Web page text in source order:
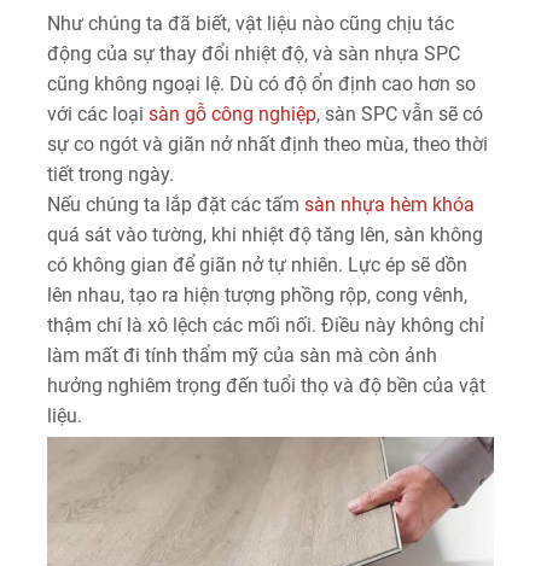
Như chúng ta đã biết, vật liệu nào cũng chịu tác
động của sự thay đổi nhiệt độ, và sàn nhựa SPC
cũng không ngoại lệ. Dù có độ ổn định cao hơn so
với các loại sàn gỗ công nghiệp, sàn SPC vẫn sẽ có
sự co ngót và giãn nở nhất định theo mùa, theo thời
tiết trong ngày.
Nếu chúng ta lắp đặt các tấm sàn nhựa hèm khóa
quá sát vào tường, khi nhiệt độ tăng lên, sàn không
có không gian để giãn nở tự nhiên. Lực ép sẽ dồn
lên nhau, tạo ra hiện tượng phồng rộp, cong vênh,
thậm chí là xô lệch các mối nối. Điều này không chỉ
làm mất đi tính thẩm mỹ của sàn mà còn ảnh
hưởng nghiêm trọng đến tuổi thọ và độ bền của vật
liệu.